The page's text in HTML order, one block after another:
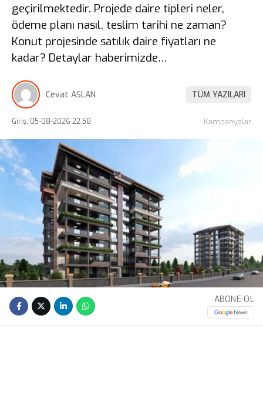
geçirilmektedir. Projede daire tipleri neler,
ödeme planı nasıl, teslim tarihi ne zaman?
Konut projesinde satılık daire fiyatları ne
kadar? Detaylar haberimizde…
Cevat ASLAN TÜM YAZILARI
Giriş: 05-08-2026 22:58 Kampanyalar
ABONE OL